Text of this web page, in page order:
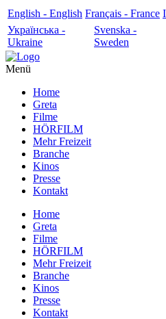
English - English Français - France
Українська -
Ukraine
Svenska -
Sweden
Menü
Home
Greta
Filme
HÖRFILM
Mehr Freizeit
Branche
Kinos
Presse
Kontakt
Home
Greta
Filme
HÖRFILM
Mehr Freizeit
Branche
Kinos
Presse
Kontakt